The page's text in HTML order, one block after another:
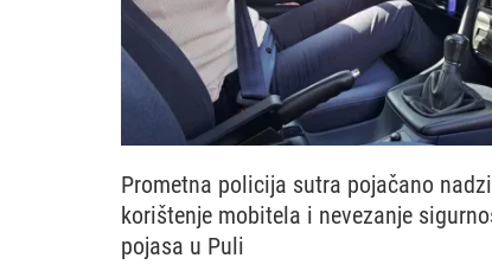
Prometna policija sutra pojačano
korištenje mobitela i nevezanje
pojasa u Puli